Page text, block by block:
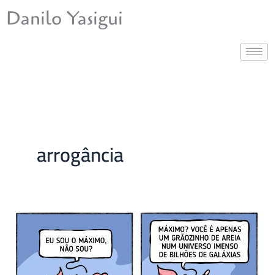
para
Danilo Yasigui
arrogância